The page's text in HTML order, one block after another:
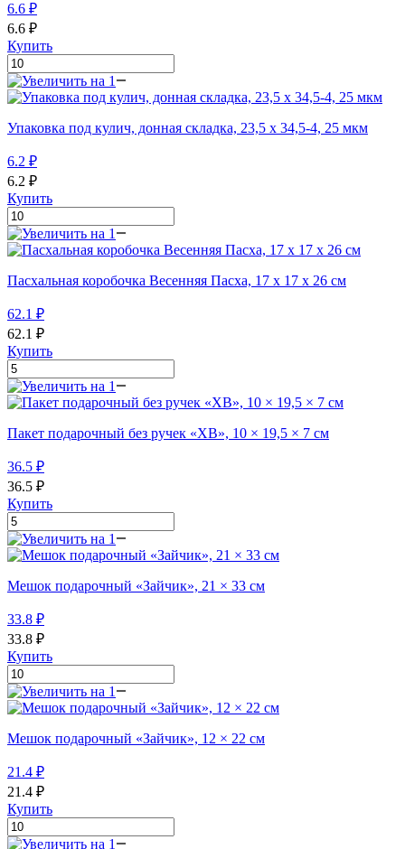
6.6 ₽
6.6 ₽
Купить
Упаковка под кулич, донная складка, 23,5 х 34,5-4, 25 мкм
6.2 ₽
6.2 ₽
Купить
Пасхальная коробочка Весенняя Пасха, 17 х 17 х 26 см
62.1 ₽
62.1 ₽
Купить
Пакет подарочный без ручек «ХВ», 10 × 19,5 × 7 см
36.5 ₽
36.5 ₽
Купить
Мешок подарочный «Зайчик», 21 × 33 см
33.8 ₽
33.8 ₽
Купить
Мешок подарочный «Зайчик», 12 × 22 см
21.4 ₽
21.4 ₽
Купить